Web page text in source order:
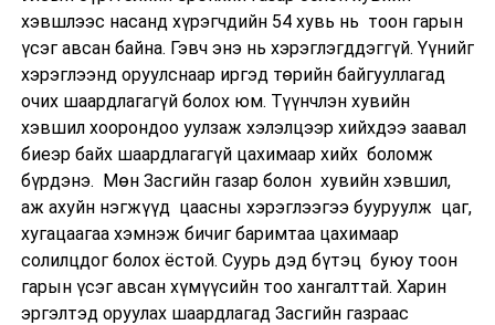
хэвшлээс насанд хүрэгчдийн 54 хувь нь тоон гарын
үсэг авсан байна. Гэвч энэ нь хэрэглэгддэггүй. Үүнийг
хэрэглээнд оруулснаар иргэд төрийн байгууллагад
очих шаардлагагүй болох юм. Түүнчлэн хувийн
хэвшил хоорондоо уулзаж хэлэлцээр хийхдээ заавал
биеэр байх шаардлагагүй цахимаар хийх боломж
бүрдэнэ. Мөн Засгийн газар болон хувийн хэвшил,
аж ахуйн нэгжүүд цаасны хэрэглээгээ бууруулж цаг,
хугацаагаа хэмнэж бичиг баримтаа цахимаар
солилцдог болох ёстой. Суурь дэд бүтэц буюу тоон
гарын үсэг авсан хүмүүсийн тоо хангалттай. Харин
эргэлтэд оруулах шаардлагад Засгийн газраас